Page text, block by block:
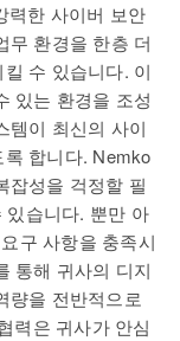
력한 사이버 보안
무 환경을 한층 더
수 있습니다. 이
있는 환경을 조성
템이 최신의 사이
합니다. Nemko
잡성을 걱정할 필
있습니다. 뿐만 아
구 사항을 충족시
통해 귀사의 디지
량을 전반적으로
력은 귀사가 안심